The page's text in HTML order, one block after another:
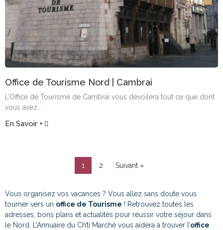
Office de Tourisme Nord | Cambrai
L’Office de Tourisme de Cambrai vous dévoilera tout ce que dont
vous avez...
En Savoir +
1 2 Suivant »
Vous organisez vos vacances ? Vous allez sans doute vous
tourner vers un office de Tourisme ! Retrouvez toutes les
adresses, bons plans et actualités pour réussir votre séjour dans
le Nord. L’Annuaire du Ch’ti Marché vous aidera à trouver l’office